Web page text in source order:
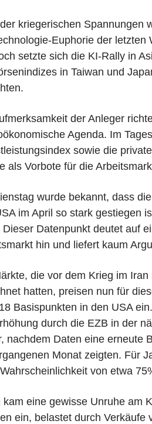
kriegerischen Spannungen
Euphorie der letzten
setzte sich die KI-Rally in
in Taiwan und
der Anleger
Agenda. Im
sowie die
als Vorbote für die
wurde bekannt, dass
im April so stark gestiegen
Dieser Datenpunkt deutet auf
hin und liefert kaum
die vor dem Krieg im
hatten, preisen nun für
Basispunkten in den USA
durch die EZB in der
nachdem Daten eine erneute
Monat zeigten. Für
von etwa
kam eine gewisse Unruhe am
ein, belastet durch Verkäufe